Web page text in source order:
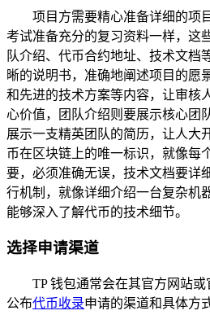
项目方需要精心准备详细的项
考试准备充分的复习资料一样，这
队介绍、代币合约地址、技术文档
晰的说明书，准确地阐述项目的愿
和先进的技术方案等内容，让审核
心价值，团队介绍则要展示核心团
展示一支精英团队的简历，让人大
币在区块链上的唯一标识，就像每
要，必须准确无误，技术文档要详
行机制，就像详细介绍一台复杂机
能够深入了解代币的技术细节。
选择申请渠道
TP 钱包通常会在其官方网站
公布代币收录申请的渠道和具体方